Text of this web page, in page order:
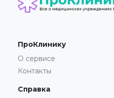
ПроКлинику
О сервисе
Контакты
Справка